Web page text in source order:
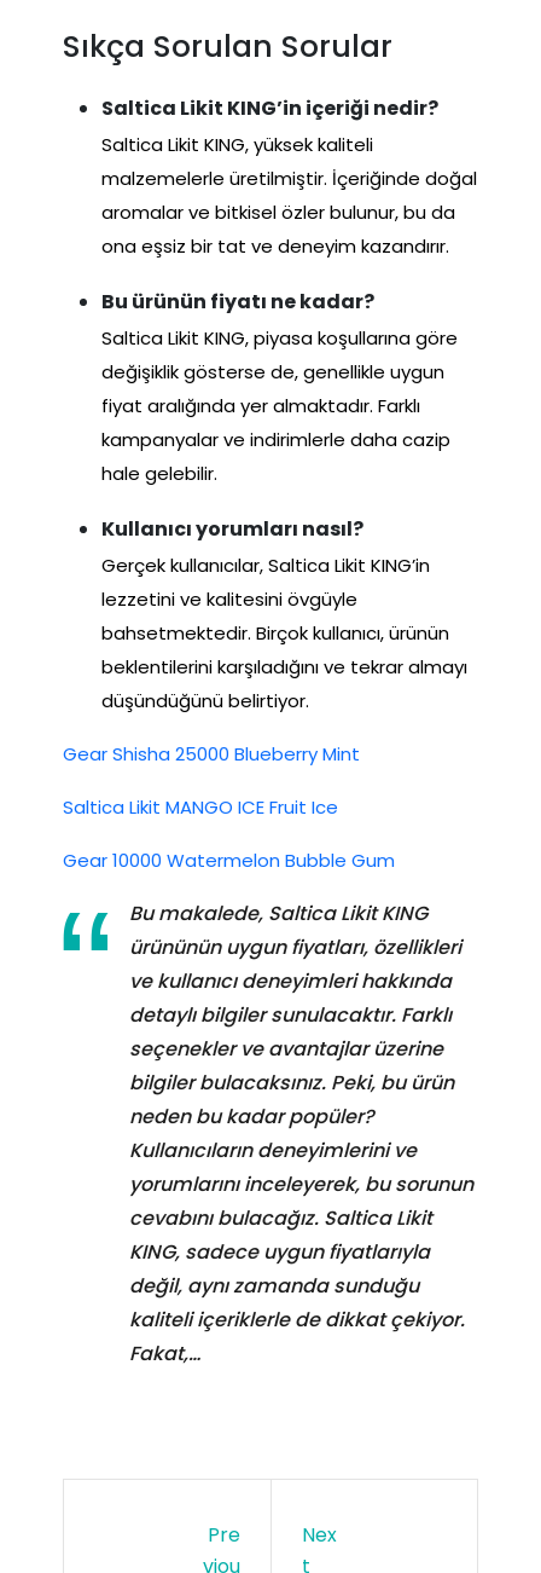
Sıkça Sorulan Sorular
Saltica Likit KING’in içeriği nedir?
Saltica Likit KING, yüksek kaliteli
malzemelerle üretilmiştir. İçeriğinde doğal
aromalar ve bitkisel özler bulunur, bu da
ona eşsiz bir tat ve deneyim kazandırır.
Bu ürünün fiyatı ne kadar?
Saltica Likit KING, piyasa koşullarına göre
değişiklik gösterse de, genellikle uygun
fiyat aralığında yer almaktadır. Farklı
kampanyalar ve indirimlerle daha cazip
hale gelebilir.
Kullanıcı yorumları nasıl?
Gerçek kullanıcılar, Saltica Likit KING’in
lezzetini ve kalitesini övgüyle
bahsetmektedir. Birçok kullanıcı, ürünün
beklentilerini karşıladığını ve tekrar almayı
düşündüğünü belirtiyor.
Gear Shisha 25000 Blueberry Mint
Saltica Likit MANGO ICE Fruit Ice
Gear 10000 Watermelon Bubble Gum
Bu makalede, Saltica Likit KING
ürününün uygun fiyatları, özellikleri
ve kullanıcı deneyimleri hakkında
detaylı bilgiler sunulacaktır. Farklı
seçenekler ve avantajlar üzerine
bilgiler bulacaksınız. Peki, bu ürün
neden bu kadar popüler?
Kullanıcıların deneyimlerini ve
yorumlarını inceleyerek, bu sorunun
cevabını bulacağız. Saltica Likit
KING, sadece uygun fiyatlarıyla
değil, aynı zamanda sunduğu
kaliteli içeriklerle de dikkat çekiyor.
Fakat,…
Pre
Viou
Nex
T